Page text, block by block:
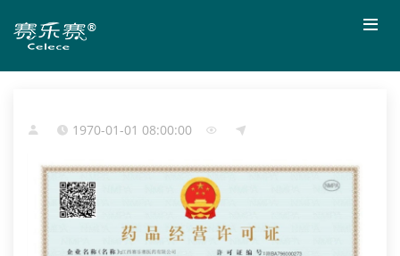
1970-01-01 08:00:00